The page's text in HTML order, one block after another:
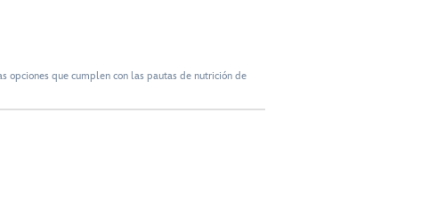
opciones que cumplen con las pautas de nutrición de